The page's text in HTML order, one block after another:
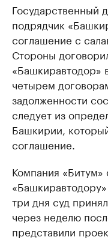
Государственный
подрядчик
соглашение с
Стороны
«Башкиравтодор»
четырем
задолженности
следует из
Башкирии,
соглашение.
Компания «Битум»
три дня суд
через неделю
представили